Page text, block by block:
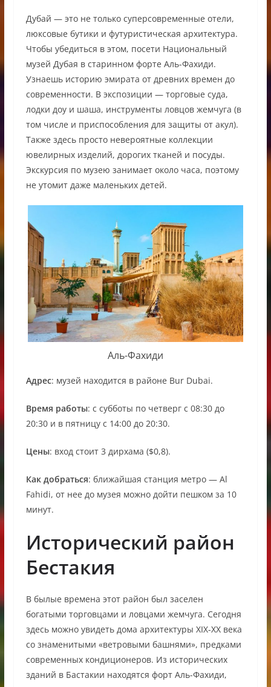
Дубай — это не только суперсовременные отели,
люксовые бутики и футуристическая архитектура.
Чтобы убедиться в этом, посети Национальный
музей Дубая в старинном форте Аль-Фахиди.
Узнаешь историю эмирата от древних времен до
современности. В экспозиции — торговые суда,
лодки доу и шаша, инструменты ловцов жемчуга (в
том числе и приспособления для защиты от акул).
Также здесь просто невероятные коллекции
ювелирных изделий, дорогих тканей и посуды.
Экскурсия по музею занимает около часа, поэтому
не утомит даже маленьких детей.
Аль-Фахиди
Адрес: музей находится в районе Bur Dubai.
Время работы: с субботы по четверг с 08:30 до
20:30 и в пятницу с 14:00 до 20:30.
Цены: вход стоит 3 дирхама ($0,8).
Как добраться: ближайшая станция метро — Al
Fahidi, от нее до музея можно дойти пешком за 10
минут.
Исторический район
Бестакия
В былые времена этот район был заселен
богатыми торговцами и ловцами жемчуга. Сегодня
здесь можно увидеть дома архитектуры XIX-XX века
со знаменитыми «ветровыми башнями», предками
современных кондиционеров. Из исторических
зданий в Бастакии находятся форт Аль-Фахиди,